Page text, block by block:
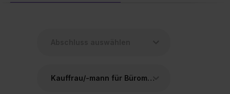
Kauffrau/-mann für Büromanagement